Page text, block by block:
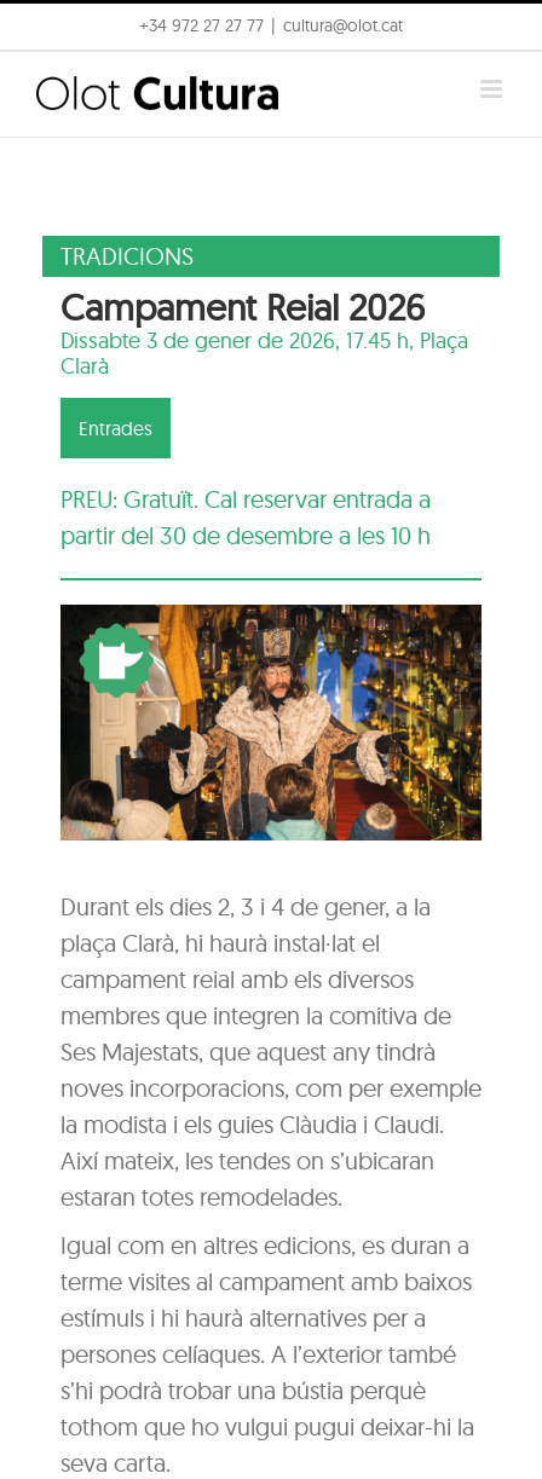
to
content
+34 972 27 27 77 cultura@olot.cat
TRADICIONS
Campament Reial 2026
Dissabte 3 de gener de 2026, 17.45 h, Plaça
Clarà
Entrades
PREU: Gratuït. Cal reservar entrada a
partir del 30 de desembre a les 10 h
Durant els dies 2, 3 i 4 de gener, a la
plaça Clarà, hi haurà instal·lat el
campament reial amb els diversos
membres que integren la comitiva de
Ses Majestats, que aquest any tindrà
noves incorporacions, com per exemple
la modista i els guies Clàudia i Claudi.
Així mateix, les tendes on s’ubicaran
estaran totes remodelades.
Igual com en altres edicions, es duran a
terme visites al campament amb baixos
estímuls i hi haurà alternatives per a
persones celíaques. A l’exterior també
s’hi podrà trobar una bústia perquè
tothom que ho vulgui pugui deixar-hi la
seva carta.